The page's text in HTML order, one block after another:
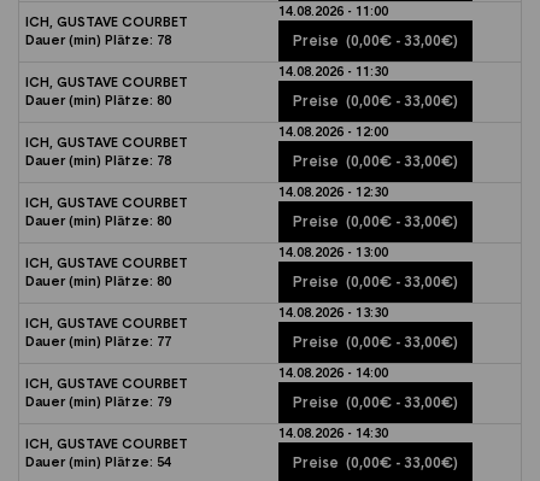
ICH, GUSTAVE COURBET
Dauer (min) Plätze: 78
14.08.2026 - 11:00
Preise (0,00€ - 33,00€)
ICH, GUSTAVE COURBET
Dauer (min) Plätze: 80
14.08.2026 - 11:30
Preise (0,00€ - 33,00€)
ICH, GUSTAVE COURBET
Dauer (min) Plätze: 78
14.08.2026 - 12:00
Preise (0,00€ - 33,00€)
ICH, GUSTAVE COURBET
Dauer (min) Plätze: 80
14.08.2026 - 12:30
Preise (0,00€ - 33,00€)
ICH, GUSTAVE COURBET
Dauer (min) Plätze: 80
14.08.2026 - 13:00
Preise (0,00€ - 33,00€)
ICH, GUSTAVE COURBET
Dauer (min) Plätze: 77
14.08.2026 - 13:30
Preise (0,00€ - 33,00€)
ICH, GUSTAVE COURBET
Dauer (min) Plätze: 79
14.08.2026 - 14:00
Preise (0,00€ - 33,00€)
ICH, GUSTAVE COURBET
Dauer (min) Plätze: 54
14.08.2026 - 14:30
Preise (0,00€ - 33,00€)